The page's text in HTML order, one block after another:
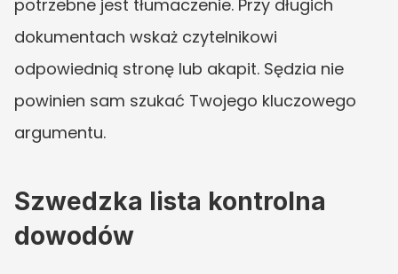
potrzebne jest tłumaczenie. Przy długich
dokumentach wskaż czytelnikowi
odpowiednią stronę lub akapit. Sędzia nie
powinien sam szukać Twojego kluczowego
argumentu.
Szwedzka lista kontrolna
dowodów